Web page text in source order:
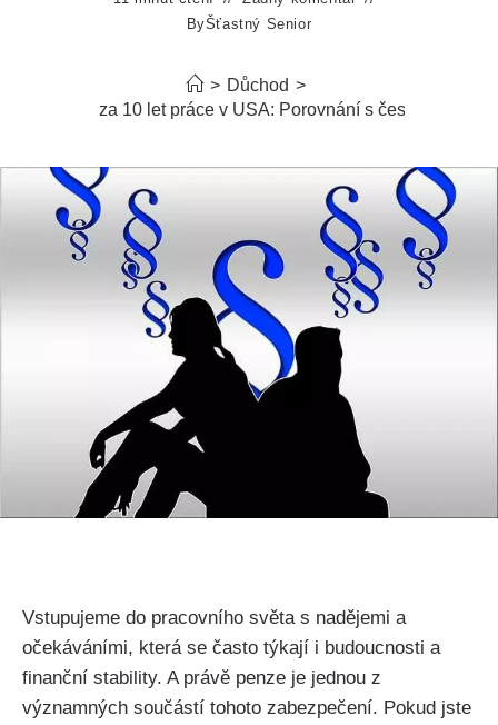
ByŠťastný Senior
> Důchod >
je důchod za 10 let práce v USA: Porovnání s českým
Vstupujeme do pracovního světa s nadějemi a
očekáváními, která se často týkají i budoucnosti a
finanční stability. A právě penze je jednou z
významných součástí tohoto zabezpečení. Pokud jste